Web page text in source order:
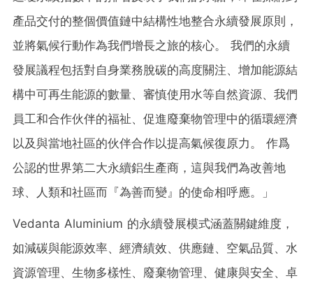
產品交付的整個價值鏈中結構性地整合永續發展原則，
並將氣候行動作為我們增長之旅的核心。 我們的永續
發展議程包括對自身業務脫碳的高度關注、增加能源結
構中可再生能源的數量、審慎使用水等自然資源、我們
員工和合作伙伴的福祉、促進廢棄物管理中的循環經濟
以及與當地社區的伙伴合作以提高氣候復原力。 作爲
公認的世界第二大永續鋁生產商，這與我們為改善地
球、人類和社區而『為善而變』的使命相呼應。」
Vedanta Aluminium 的永續發展模式涵蓋關鍵維度，
如減碳與能源效率、經濟績效、供應鏈、空氣品質、水
資源管理、生物多樣性、廢棄物管理、健康與安全、卓